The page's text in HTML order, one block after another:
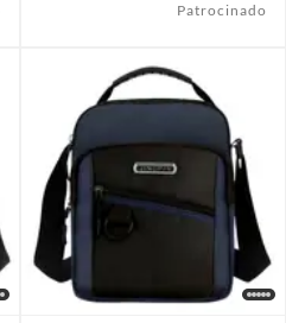
Patrocinado